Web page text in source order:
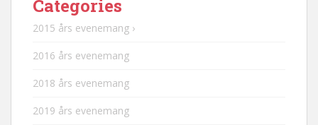
Categories
2015 års evenemang ›
2016 års evenemang
2018 års evenemang
2019 års evenemang